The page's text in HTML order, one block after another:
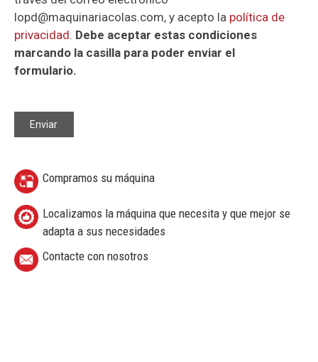
lopd@maquinariacolas.com, y acepto la política de
privacidad. Debe aceptar estas condiciones
marcando la casilla para poder enviar el
formulario.
Compramos su máquina
Localizamos la máquina que necesita y que mejor se
adapta a sus necesidades
Contacte con nosotros